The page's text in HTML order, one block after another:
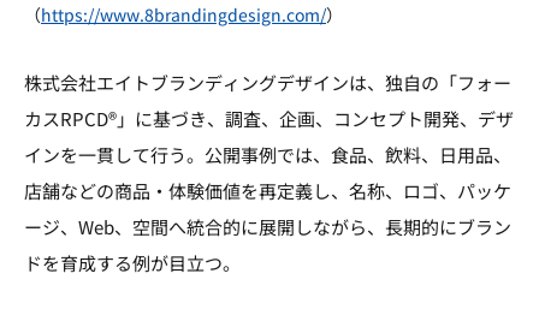
（https://www.8brandingdesign.com/）
株式会社エイトブランディングデザインは、独自の「フォー
カスRPCD®」に基づき、調査、企画、コンセプト開発、デザ
インを一貫して行う。公開事例では、食品、飲料、日用品、
店舗などの商品・体験価値を再定義し、名称、ロゴ、パッケ
ージ、Web、空間へ統合的に展開しながら、長期的にブラン
ドを育成する例が目立つ。